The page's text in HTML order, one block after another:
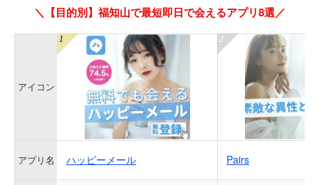
＼【目的別】福知山で最短即日で会えるアプリ8選／
アイコン
アプリ名 ハッピーメール Pairs